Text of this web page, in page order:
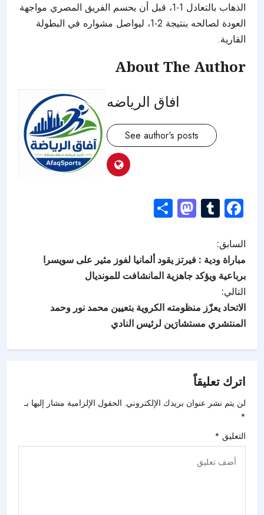
الذهاب بالتعادل 1-1، قبل أن يحسم الفريق المصري مواجهة
العودة لصالحه بنتيجة 2-1، ليواصل مشواره في البطولة
القارية.
About The Author
افاق الرياضه
See author's posts
Facebook
Tumblr
Mastodon
السابق:
مباراة ودية : فيرتز يقود ألمانيا لفوز مثير على سويسرا
برباعية ويؤكد جاهزية المانشافت للمونديال
التالي:
الاتحاد يعزّز منظومته الكروية بتعيين محمد نور وحمد
المنتشري مستشارَين لرئيس النادي
اترك تعليقاً
لن يتم نشر عنوان بريدك الإلكتروني. الحقول الإلزامية مشار إليها بـ
*
التعليق *